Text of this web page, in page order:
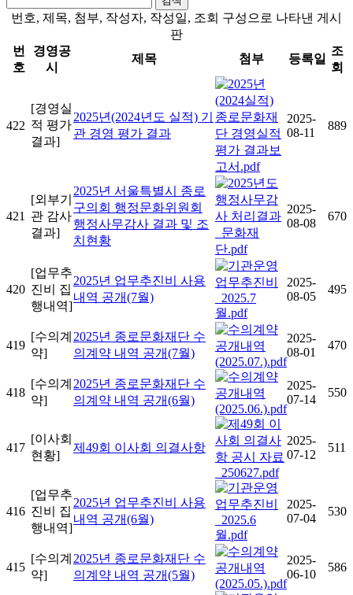
번호, 제목, 첨부, 작성자, 작성일, 조회 구성으로 나타낸 게시
판
번
호
경영공
시
제목 첨부 등록일
조
회
422
[경영실
적 평가
결과]
2025년(2024년도 실적) 기
관 경영 평가 결과
2025-
08-11
889
421
[외부기
관 감사
결과]
2025년 서울특별시 종로
구의회 행정문화위원회
행정사무감사 결과 및 조
치현황
2025-
08-08
670
420
[업무추
진비 집
행내역]
2025년 업무추진비 사용
내역 공개(7월)
2025-
08-05
495
419
[수의계
약]
2025년 종로문화재단 수
의계약 내역 공개(7월)
2025-
08-01
470
418
[수의계
약]
2025년 종로문화재단 수
의계약 내역 공개(6월)
2025-
07-14
550
417
[이사회
현황]
제49회 이사회 의결사항
2025-
07-12
511
416
[업무추
진비 집
행내역]
2025년 업무추진비 사용
내역 공개(6월)
2025-
07-04
530
415
[수의계
약]
2025년 종로문화재단 수
의계약 내역 공개(5월)
2025-
06-10
586